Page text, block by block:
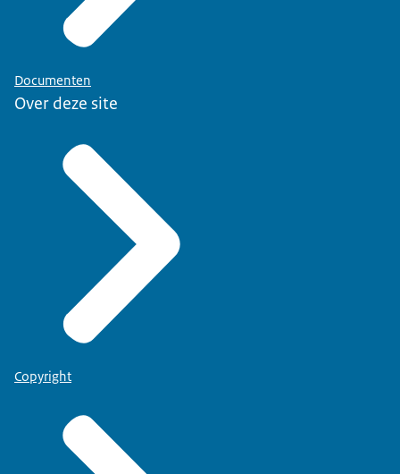
Documenten
Over deze site
Copyright